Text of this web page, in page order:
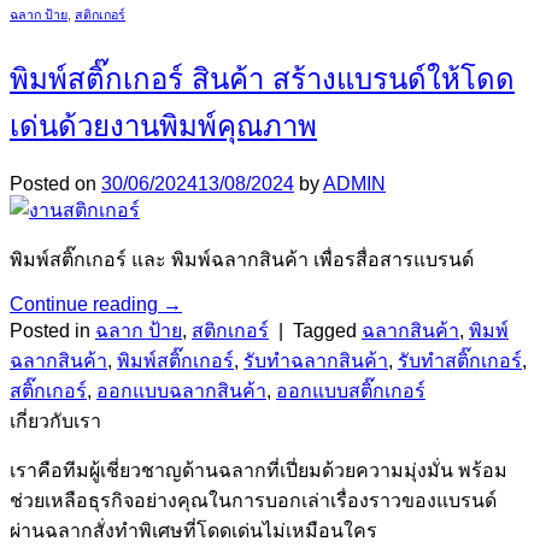
ฉลาก ป้าย สติกเกอร์
พิมพ์สติ๊กเกอร์ สินค้า สร้างแบรนด์ให้โดด
เด่นด้วยงานพิมพ์คุณภาพ
Posted on 30/06/202413/08/2024 byADMIN
พิมพ์สติ๊กเกอร์ และ พิมพ์ฉลากสินค้า เพื่อรสื่อสารแบรนด์
Continue reading →
Posted in ฉลาก ป้าย, สติกเกอร์ Tagged ฉลากสินค้า, พิมพ์
ฉลากสินค้า, พิมพ์สติ๊กเกอร์, รับทำฉลากสินค้า, รับทำสติ๊กเกอร์,
สติ๊กเกอร์, ออกแบบฉลากสินค้า, ออกแบบสติ๊กเกอร์
เกี่ยวกับเรา
เราคือทีมผู้เชี่ยวชาญด้านฉลากที่เปี่ยมด้วยความมุ่งมั่น พร้อม
ช่วยเหลือธุรกิจอย่างคุณในการบอกเล่าเรื่องราวของแบรนด์
ผ่านฉลากสั่งทำพิเศษที่โดดเด่นไม่เหมือนใคร